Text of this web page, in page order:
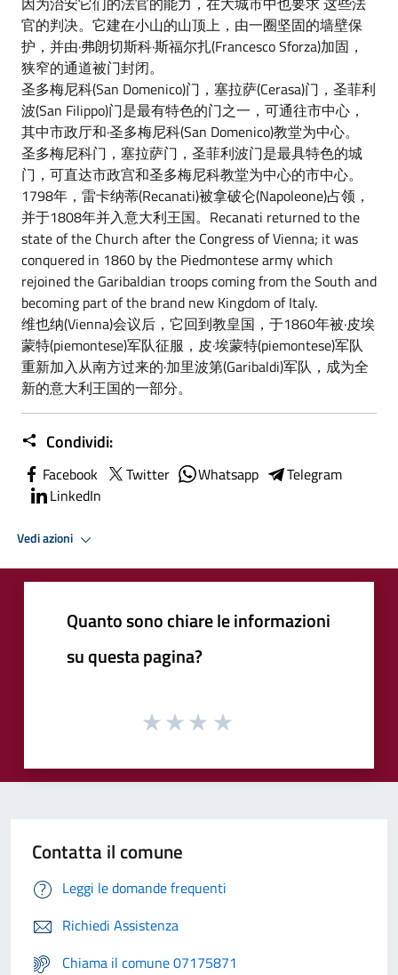
官的判决。它建在小山的山顶上，由一圈坚固的墙壁保
护，并由·弗朗切斯科·斯福尔扎(Francesco Sforza)加固，
狭窄的通道被门封闭。
圣多梅尼科(San Domenico)门，塞拉萨(Cerasa)门，圣菲利
波(San Filippo)门是最有特色的门之一，可通往市中心，
其中市政厅和·圣多梅尼科(San Domenico)教堂为中心。
圣多梅尼科门，塞拉萨门，圣菲利波门是最具特色的城
门，可直达市政宫和圣多梅尼科教堂为中心的市中心。
1798年，雷卡纳蒂(Recanati)被拿破仑(Napoleone)占领，
并于1808年并入意大利王国。Recanati returned to the
state of the Church after the Congress of Vienna; it was
conquered in 1860 by the Piedmontese army which
rejoined the Garibaldian troops coming from the South and
becoming part of the brand new Kingdom of Italy.
维也纳(Vienna)会议后，它回到教皇国，于1860年被·皮埃
蒙特(piemontese)军队征服，皮·埃蒙特(piemontese)军队
重新加入从南方过来的·加里波第(Garibaldi)军队，成为全
新的意大利王国的一部分。
Condividi:
Facebook Twitter Whatsapp
Telegram
LinkedIn
Vedi azioni
Quanto sono chiare le informazioni
su questa pagina?
Contatta il comune
Leggi le domande frequenti
Richiedi Assistenza
Chiama il comune 07175871